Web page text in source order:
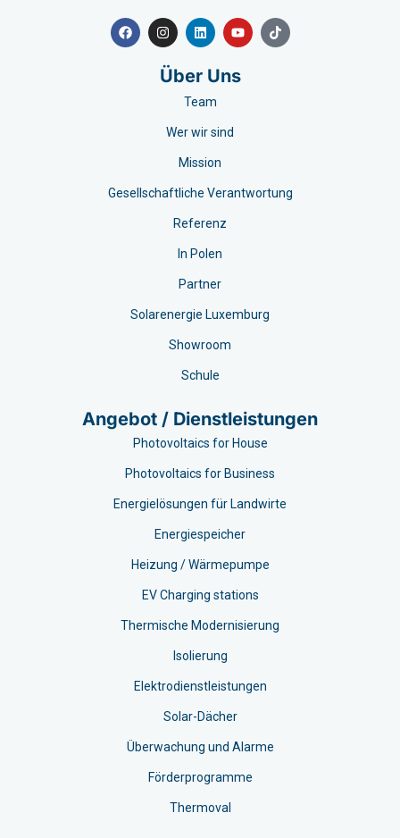
Über Uns
Team
Wer wir sind
Mission
Gesellschaftliche Verantwortung
Referenz
In Polen
Partner
Solarenergie Luxemburg
Showroom
Schule
Angebot / Dienstleistungen
Photovoltaics for House
Photovoltaics for Business
Energielösungen für Landwirte
Energiespeicher
Heizung / Wärmepumpe
EV Charging stations​
Thermische Modernisierung
Isolierung
Elektrodienstleistungen
Solar-Dächer
Überwachung und Alarme
Förderprogramme
Thermoval